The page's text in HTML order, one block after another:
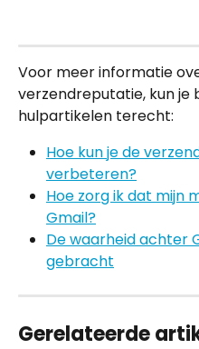
Voor meer informatie
verzendreputatie, kun je
hulpartikelen terecht:
Hoe kun je de
verbeteren?
Hoe zorg ik dat mijn
Gmail?
De waarheid achter
gebracht
Gerelateerde